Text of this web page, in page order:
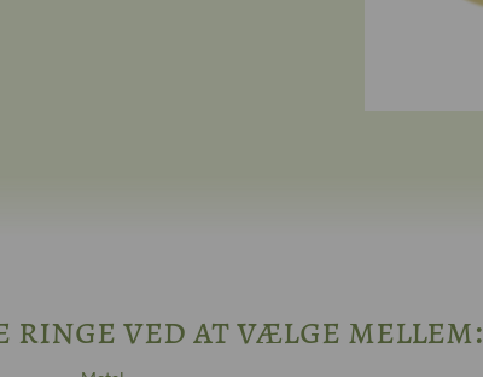
ringe ved at vælge mellem: